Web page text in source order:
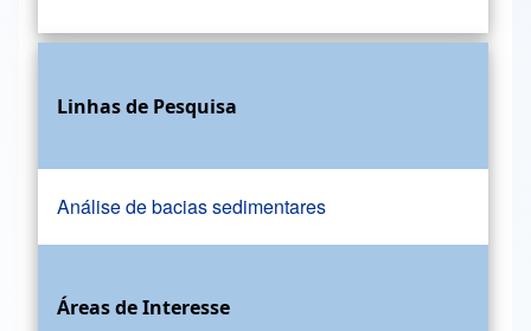
Linhas de Pesquisa
Análise de bacias sedimentares
Áreas de Interesse